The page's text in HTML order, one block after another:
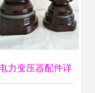
力变压器配件详